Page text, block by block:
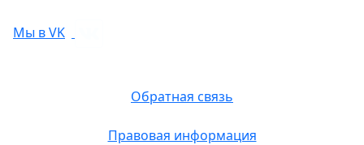
Мы в VK
Обратная связь
Правовая информация